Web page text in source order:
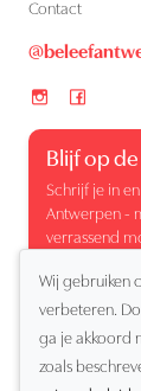
Contact
Blijf op
Schrijf je in
Antwerpen -
verrassend
Wij gebruiken
verbeteren.
ga je akkoord
zoals